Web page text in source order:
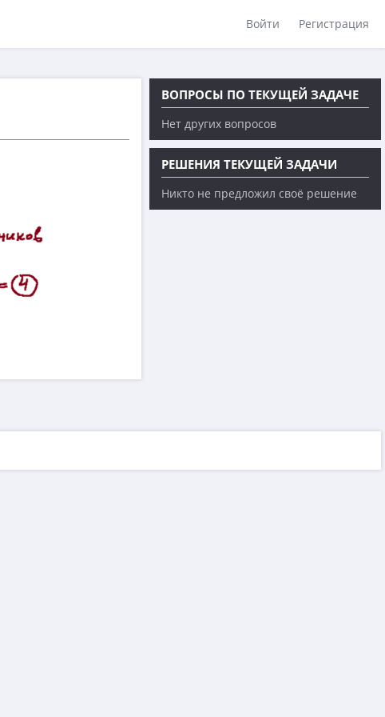
Войти Регистрация
ВОПРОСЫ ПО ТЕКУЩЕЙ ЗАДАЧЕ
Нет других вопросов
РЕШЕНИЯ ТЕКУЩЕЙ ЗАДАЧИ
Никто не предложил своё решение